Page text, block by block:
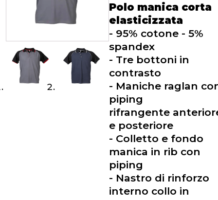
Polo manica corta
elasticizzata
- 95% cotone - 5%
spandex
- Tre bottoni in
contrasto
- Maniche raglan
piping
rifrangente
e posteriore
- Colletto e fondo
manica in rib con
piping
- Nastro di rinforzo
interno collo in